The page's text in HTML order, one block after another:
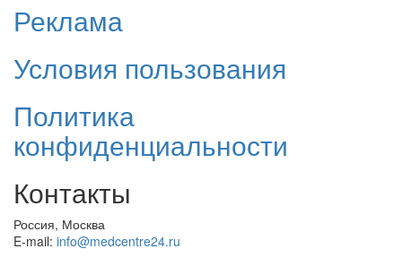
Реклама
Условия пользования
Политика
конфиденциальности
Контакты
Россия, Москва
E-mail: info@medcentre24.ru